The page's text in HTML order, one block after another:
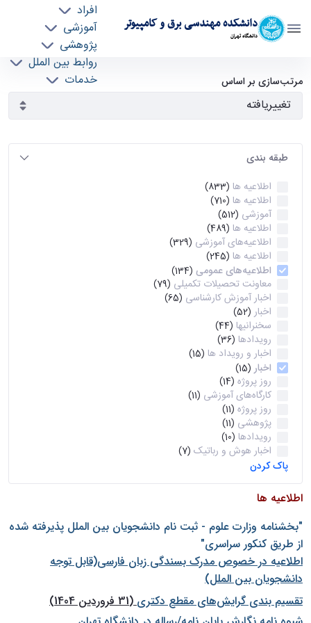
دانشکده مهندسی برق و کامپیوتر
دانشگاه تهران
افراد
آموزشی
پژوهشی
روابط بین الملل
خدمات
آرشیو اطلاعیه ها - ece- دانشکده مهندسی برق و
کامپیوتر
مرتب‌سازی بر اساس
طبقه بندی
اطلاعیه ها (833)
اطلاعیه ها (710)
آموزشی (512)
اطلاعیه ها (489)
اطلاعیه‌های‌ آموزشی (329)
اطلاعیه ها (245)
اطلاعیه‌های عمومی (134)
معاونت تحصیلات تکمیلی (79)
اخبار آموزش کارشناسی (65)
اخبار (52)
سخنرانیها (44)
رویدادها (36)
اخبار و رویداد ها (15)
اخبار (15)
روز پروژه (14)
کارگاه‌های آموزشی (11)
روز پروژه (11)
پژوهشی (11)
رویدادها (10)
اخبار هوش و رباتیک (7)
پاک کردن
اطلاعیه ها
"بخشنامه وزارت علوم - ثبت نام دانشجويان بين الملل پذيرفته شده
از طريق كنكور سراسری"
اطلاعیه در خصوص مدرک بسندگی زبان فارسی(قابل توجه
دانشجویان بین الملل)
تقسیم بندی گرایش‌های مقطع دکتری(31 فروردین 1404)